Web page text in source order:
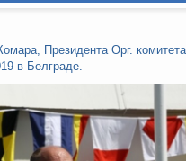
Президента Орг. комитета
в Белграде.